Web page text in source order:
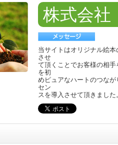
株式会
当サイトはオリジナル絵
させ
て頂くことでお客様の相
を初
めピュアなハートのつな
セン
スを導入させて頂きまし